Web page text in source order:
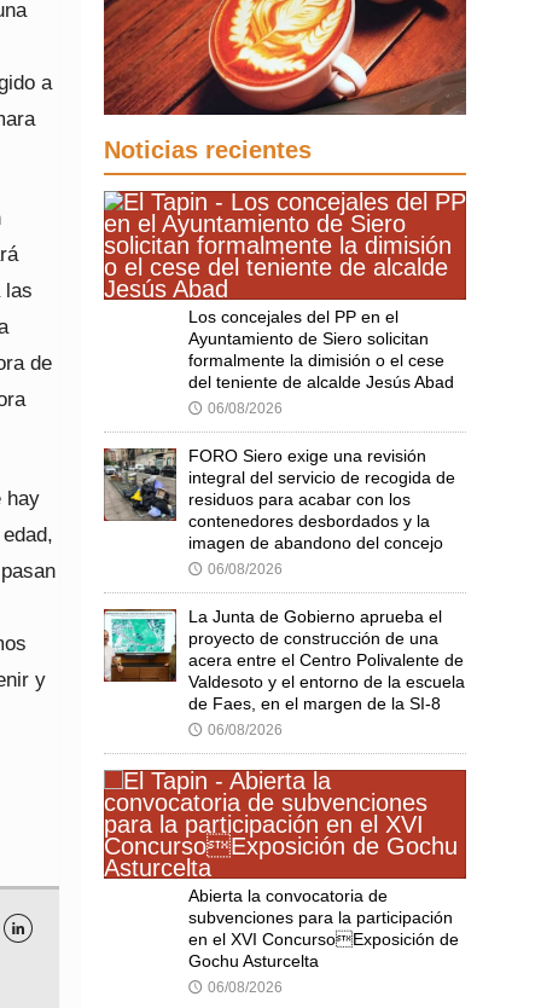
a
las
de
hay
y

Noticias recientes
Los concejales del PP en el
Ayuntamiento de Siero solicitan
formalmente la dimisión o el cese
del teniente de alcalde Jesús Abad
🕔 06/08/2026
FORO Siero exige una revisión
integral del servicio de recogida de
residuos para acabar con los
contenedores desbordados y la
imagen de abandono del concejo
🕔 06/08/2026
La Junta de Gobierno aprueba el
proyecto de construcción de una
acera entre el Centro Polivalente de
Valdesoto y el entorno de la escuela
de Faes, en el margen de la SI-8
🕔 06/08/2026
Abierta la convocatoria de
subvenciones para la participación
en el XVI ConcursoExposición de
Gochu Asturcelta
🕔 06/08/2026